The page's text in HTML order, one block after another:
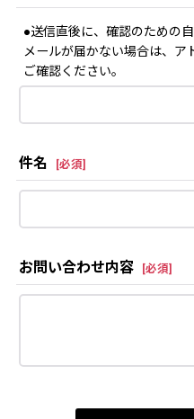
●送信直後に、確認のための
メールが届かない場合は、ア
ご確認ください。
件名 [必須]
お問い合わせ内容 [必須]